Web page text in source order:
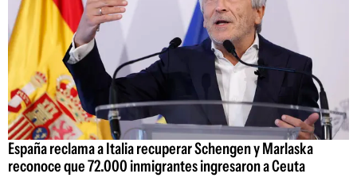
España reclama a Italia recuperar Schengen y Marlaska
reconoce que 72.000 inmigrantes ingresaron a Ceuta